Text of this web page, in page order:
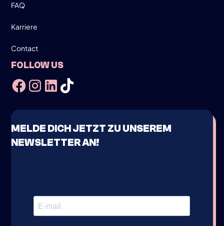
FAQ
Karriere
Contact
FOLLOW US
MELDE DICH JETZT ZU UNSEREM
NEWSLETTER AN!